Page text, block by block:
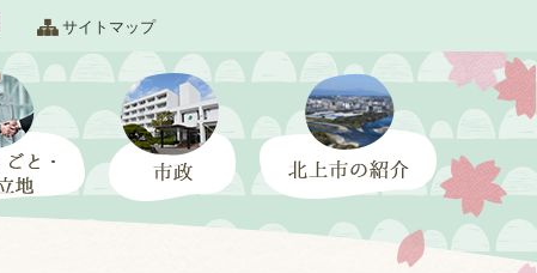
サイトマップ